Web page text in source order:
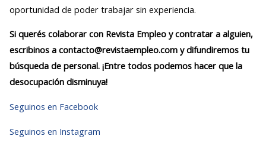
oportunidad de poder trabajar sin experiencia.
Si querés colaborar con Revista Empleo y contratar a alguien,
escribinos a contacto@revistaempleo.com y difundiremos tu
búsqueda de personal. ¡Entre todos podemos hacer que la
desocupación disminuya!
Seguinos en Facebook
Seguinos en Instagram